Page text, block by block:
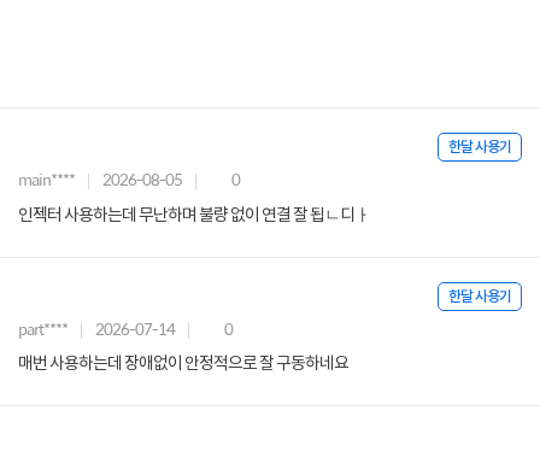
한달 사용기
main**** 2026-08-05 0
인젝터 사용하는데 무난하며 불량 없이 연결 잘 됩ㄴ디ㅏ
한달 사용기
part**** 2026-07-14 0
매번 사용하는데 장애없이 안정적으로 잘 구동하네요